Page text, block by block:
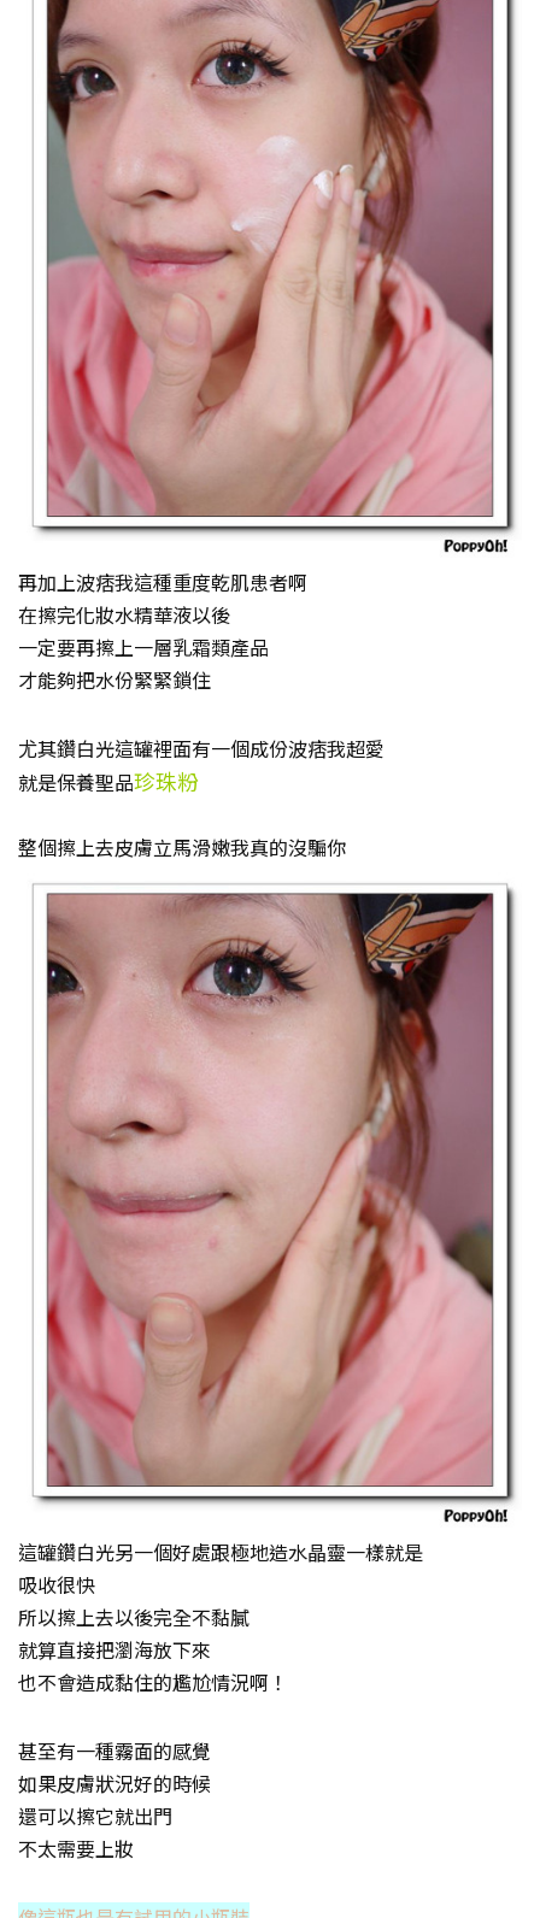
再加上波痞我這種重度乾肌患者啊
在擦完化妝水精華液以後
一定要再擦上一層乳霜類產品
才能夠把水份緊緊鎖住
尤其鑽白光這罐裡面有一個成份波痞我超愛
就是保養聖品珍珠粉
整個擦上去皮膚立馬滑嫩我真的沒騙你
這罐鑽白光另一個好處跟極地造水晶靈一樣就是
吸收很快
所以擦上去以後完全不黏膩
就算直接把瀏海放下來
也不會造成黏住的尷尬情況啊！
甚至有一種霧面的感覺
如果皮膚狀況好的時候
還可以擦它就出門
不太需要上妝